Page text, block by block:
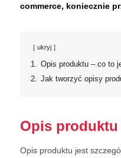
commerce, koniecznie
ukryj
1. Opis produktu – co to
2. Jak tworzyć opisy
Opis
Opis produktu jest